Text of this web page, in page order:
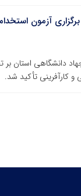
آزمون
دانشگاهی استان بر
کارآفرینی تأکید شد.